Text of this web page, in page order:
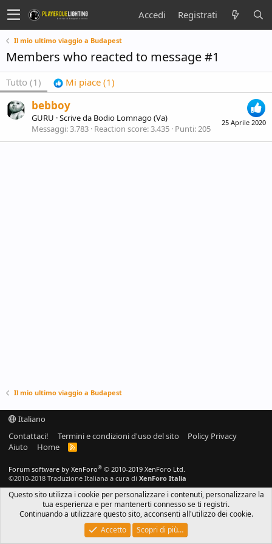
Accedi Registrati
Il mio ultimo viaggio a Budapest
Members who reacted to message #1
Tutto (1) Mi piace (1)
25 Aprile 2020
bebboy
GURU ·Scrive da Bodio Lomnago (Va)
Messaggi 3.783 Reaction score 3.435 Punti 205
Il mio ultimo viaggio a Budapest
Italiano
Contattaci!
Termini e condizioni d'uso del sito
Policy Privacy
Aiuto
Home
R
Forum software by XenForo® © 2010-2019 XenForo Ltd.
©2010-2018 Traduzione Italiana a cura di XenForo Italia
Questo sito utilizza i cookie per personalizzare i contenuti, personalizzare la
tua esperienza e per mantenerti connesso se ti registri.
Continuando a utilizzare questo sito, acconsenti all'utilizzo dei cookie.
Accetto
Scopri di più…